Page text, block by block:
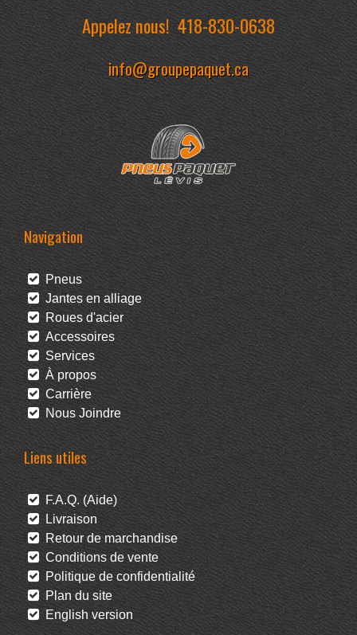
Appelez nous!418-830-0638
info@groupepaquet.ca
Navigation
Pneus
Jantes en alliage
Roues d'acier
Accessoires
Services
À propos
Carrière
Nous Joindre
Liens utiles
F.A.Q. (Aide)
Livraison
Retour de marchandise
Conditions de vente
Politique de confidentialité
Plan du site
English version